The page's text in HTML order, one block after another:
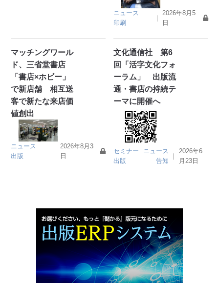
ニュース
印刷
｜
2026年8月5
日
マッチングワール
ド、三省堂書店
「書店×ホビー」
で新店舗 相互送
客で新たな来店価
値創出
ニュース
出版
｜
2026年8月3
日
文化通信社 第6
回「活字文化フォ
ーラム」 出版流
通・書店の持続テ
ーマに開催へ
セミナー
ニュース
出版
告知
｜
2026年6
月23日